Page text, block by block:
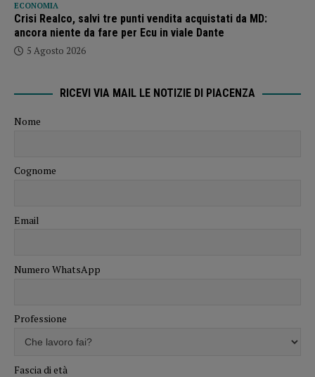
ECONOMIA
Crisi Realco, salvi tre punti vendita acquistati da MD:
ancora niente da fare per Ecu in viale Dante
5 Agosto 2026
RICEVI VIA MAIL LE NOTIZIE DI PIACENZA
Nome
Cognome
Email
Numero WhatsApp
Professione
Fascia di età